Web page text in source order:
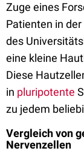
Zuge eines
Patienten in
des
eine kleine
Diese
in pluripotente
zu jedem
Vergleich von
Nervenzellen